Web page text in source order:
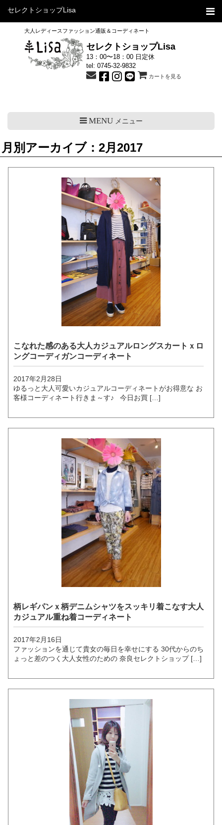
セレクトショップLisa
大人レディースファッション通販＆コーディネート
セレクトショップLisa
13：00〜18：00 日定休
tel: 0745-32-9832
カートを見る
MENUメニュー
月別アーカイブ：2月2017
こなれた感のある大人カジュアルロングスカートｘロ
ングコーディガンコーディネート
2017年2月28日
ゆるっと大人可愛いカジュアルコーディネートがお得意な お
客様コーディネート行きま～す♪ 今日お買 […]
柄レギパンｘ柄デニムシャツをスッキリ着こなす大人
カジュアル重ね着コーディネート
2017年2月16日
ファッションを通じて貴女の毎日を幸せにする 30代からのち
ょっと差のつく大人女性のための 奈良セレクトショップ […]